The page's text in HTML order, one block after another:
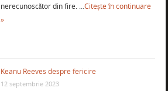
nerecunoscător din fire. …Citește în continuare
»
Keanu Reeves despre fericire
12 septembrie 2023